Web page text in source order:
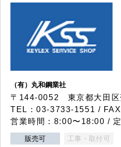
（有）丸和鋼業社
〒144-0052 東京都大田区
TEL：03-3733-1551 /
営業時間：8:00〜18:00 /
販売可 工事・取付可